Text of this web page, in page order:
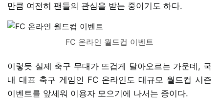
만큼 여전히 팬들의 관심을 받는 중이기도 하다.
FC 온라인 월드컵 이벤트
이렇듯 실제 축구 무대가 뜨겁게 달아오르는 가운데, 국
내 대표 축구 게임인 FC 온라인도 대규모 월드컵 시즌
이벤트를 앞세워 이용자 모으기에 나서는 중이다.